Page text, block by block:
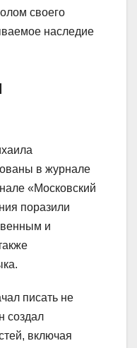
своего
наследие
в журнале
«Московский
поразили
и
писать не
создал
включая